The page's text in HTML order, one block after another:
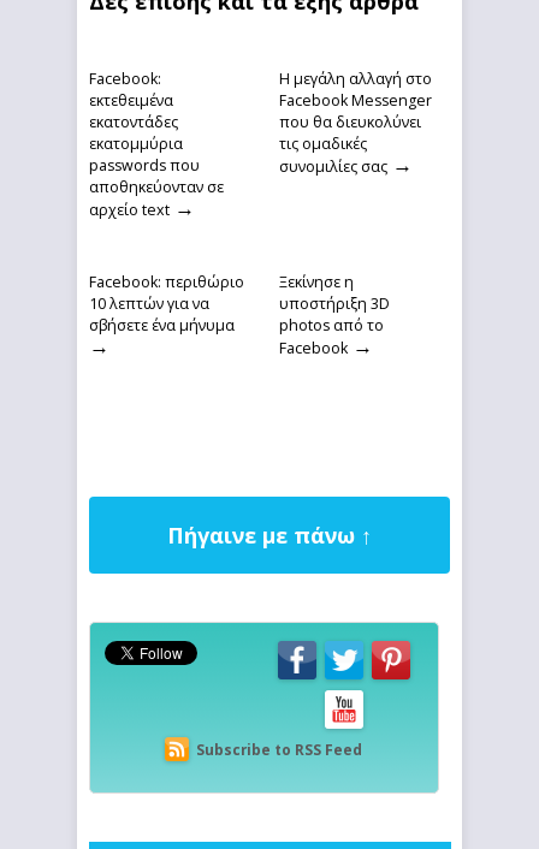
Facebook:
εκτεθειμένα
εκατοντάδες
εκατομμύρια
passwords που
αποθηκεύονταν σε
αρχείο text →
Η μεγάλη αλλαγή στο
Facebook Messenger
που θα διευκολύνει
τις ομαδικές
συνομιλίες σας →
Facebook: περιθώριο
10 λεπτών για να
σβήσετε ένα μήνυμα
→
Ξεκίνησε η
υποστήριξη 3D
photos από το
Facebook →
Πήγαινε με πάνω ↑
Subscribe to RSS Feed